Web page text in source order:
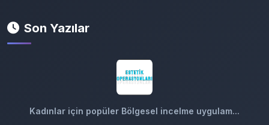
Son Yazılar
Kadınlar için popüler Bölgesel incelme uygulam...